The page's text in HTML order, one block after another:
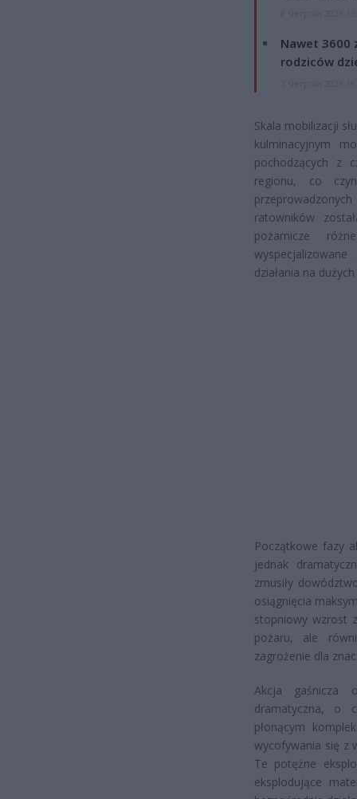
Nawet 3600
rodziców
Skala mobilizacji
kulminacyjnym
pochodzących z
regionu, co
ratowników
pożarnicze
działania na
Początkowe fazy
jednak
zmusiły
osiągnięcia
stopniowy wzrost
pożaru, ale
zagrożenie dla
Akcja gaśnicza
dramatyczna, o
płonącym
wycofywania się z
Te potężne
eksplodujące